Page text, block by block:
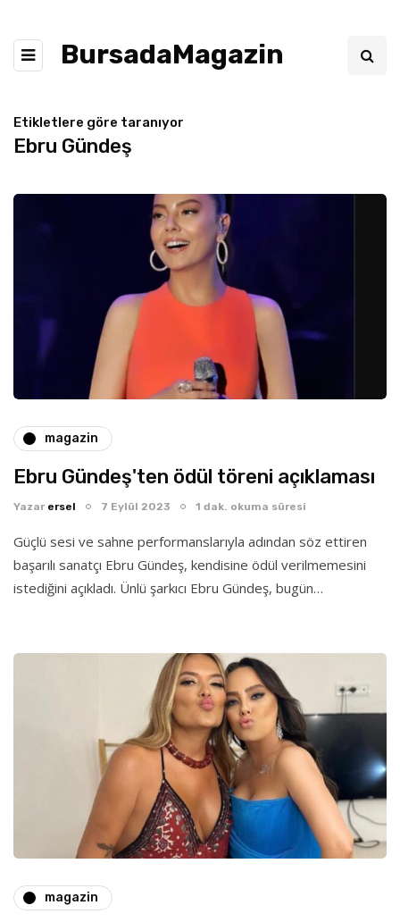
BursadaMagazin
Etikletlere göre taranıyor
Ebru Gündeş
magazin
Ebru Gündeş'ten ödül töreni açıklaması
Yazar ersel 7 Eylül 2023 1 dak. okuma süresi
Güçlü sesi ve sahne performanslarıyla adından söz ettiren
başarılı sanatçı Ebru Gündeş, kendisine ödül verilmemesini
istediğini açıkladı. Ünlü şarkıcı Ebru Gündeş, bugün…
magazin